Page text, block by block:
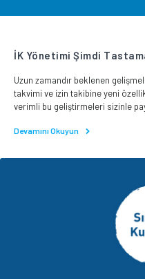
İK Yönetimi Şimdi
Uzun zamandır beklenen
takvimi ve izin takibine yeni
verimli bu geliştirmeleri sizinle
Devamını Okuyun